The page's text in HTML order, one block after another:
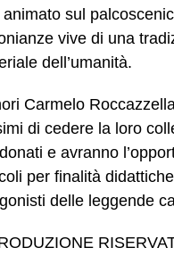
animato sul
vive di una
dell’umanità.
Carmelo
di cedere la loro
e avranno
per finalità
delle leggende